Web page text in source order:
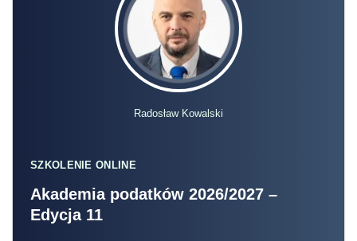
Radosław Kowalski
SZKOLENIE ONLINE
Akademia podatków 2026/2027 –
Edycja 11